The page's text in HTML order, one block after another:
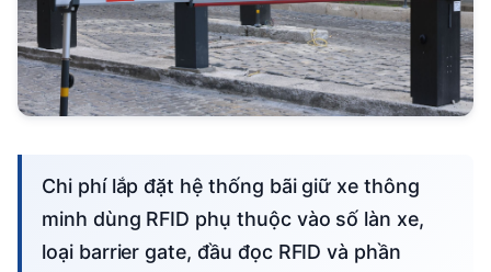
Chi phí lắp đặt hệ thống bãi giữ xe thông
minh dùng RFID phụ thuộc vào số làn xe,
loại barrier gate, đầu đọc RFID và phần